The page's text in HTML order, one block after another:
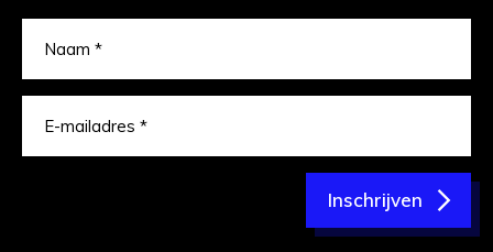
Inschrijven